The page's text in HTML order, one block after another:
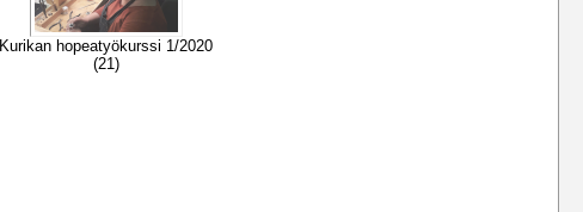
Kurikan hopeatyökurssi 1/2020
(21)